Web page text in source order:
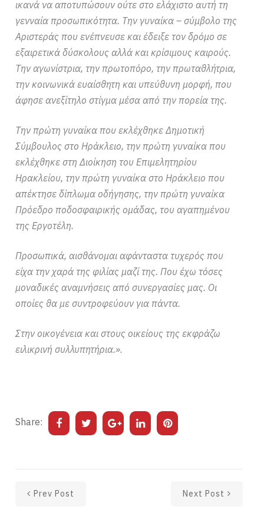
ικανά να αποτυπώσουν ούτε στο ελάχιστο αυτή τη
γενναία προσωπικότητα. Την γυναίκα – σύμβολο της
Αριστεράς που ενέπνευσε και έδειξε τον δρόμο σε
εξαιρετικά δύσκολους αλλά και κρίσιμους καιρούς.
Την αγωνίστρια, την πρωτοπόρο, την πρωταθλήτρια,
την κοινωνικά ευαίσθητη και υπεύθυνη μορφή, που
άφησε ανεξίτηλο στίγμα μέσα από την πορεία της.
Την πρώτη γυναίκα που εκλέχθηκε Δημοτική
Σύμβουλος στο Ηράκλειο, την πρώτη γυναίκα που
εκλέχθηκε στη Διοίκηση του Επιμελητηρίου
Ηρακλείου, την πρώτη γυναίκα στο Ηράκλειο που
απέκτησε δίπλωμα οδήγησης, την πρώτη γυναίκα
Πρόεδρο ποδοσφαιρικής ομάδας, του αγαπημένου
της Εργοτέλη.
Προσωπικά, αισθάνομαι αφάνταστα τυχερός που
είχα την χαρά της φιλίας μαζί της. Που έχω τόσες
μοναδικές αναμνήσεις από συνεργασίες μας. Οι
οποίες θα με συντροφεύουν για πάντα.
Στην οικογένεια και στους οικείους της εκφράζω
ειλικρινή συλλυπητήρια.».
Share:
Prev Post Next Post